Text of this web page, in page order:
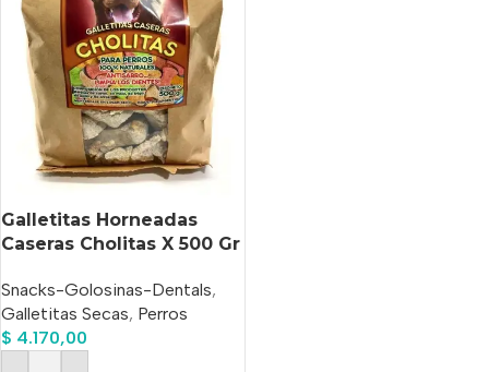
Galletitas Horneadas
Caseras Cholitas X 500 Gr
Snacks-Golosinas-Dentals,
Galletitas Secas, Perros
$ 4.170,00